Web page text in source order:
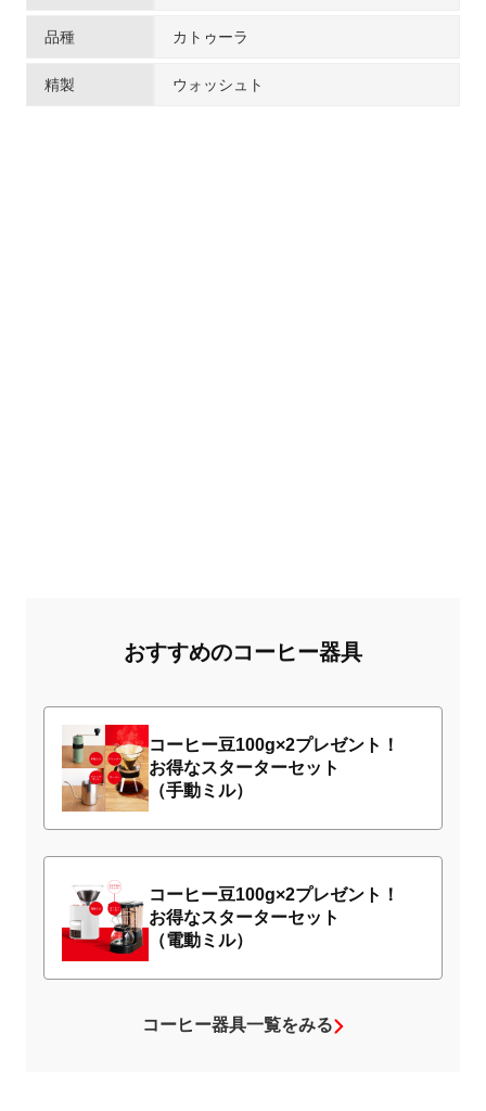
品種 カトゥーラ
精製 ウォッシュト
おすすめのコーヒー器具
コーヒー豆100g×2プレゼント！
お得なスターターセット
（手動ミル）
コーヒー豆100g×2プレゼント！
お得なスターターセット
（電動ミル）
コーヒー器具一覧をみる